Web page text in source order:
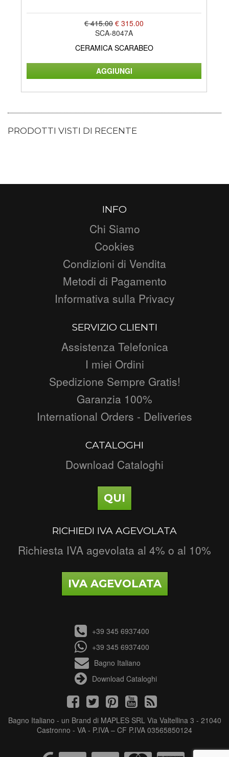
€ 415.00 € 315.00
SCA-8047A
CERAMICA SCARABEO
PRODOTTI VISTI DI RECENTE
INFO
Chi Siamo
Cookies
Condizioni di Vendita
Metodi di Pagamento
Informativa sulla Privacy
SERVIZIO CLIENTI
Assistenza Telefonica
I miei Ordini
Spedizione Sempre Gratis!
Garanzia 100%
International Orders - Deliveries
CATALOGHI
Download Cataloghi
QUI
RICHIEDI IVA AGEVOLATA
Richiesta IVA agevolata al 4% o al 10%
IVA AGEVOLATA
+39 345 6937400
+39 345 6937400
Bagno Italiano
Download Cataloghi
Bagno Italiano - un Brand di MAPLES SRL Via Valtellina 3 - 21040
Castronno - VA - P.IVA – CF P.IVA 03565850124